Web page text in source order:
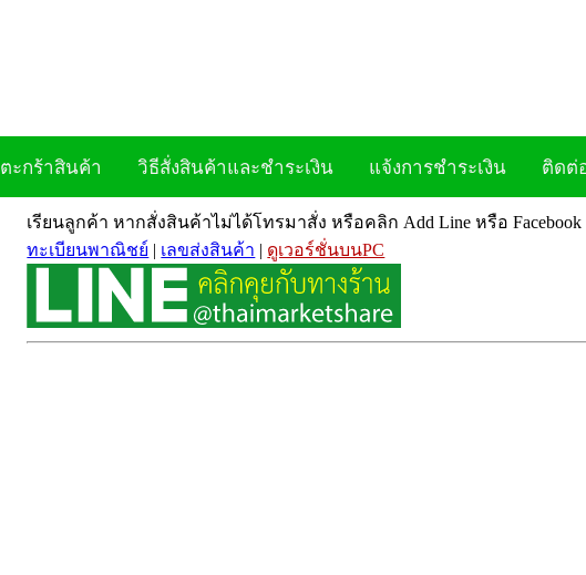
ตะกร้าสินค้า วิธีสั่งสินค้าและชำระเงิน แจ้งการชำระเงิน ติดต่
เรียนลูกค้า หากสั่งสินค้าไม่ได้โทรมาสั่ง หรือคลิก Add Line หรือ
ทะเบียนพาณิชย์ | เลขส่งสินค้า | ดูเวอร์ชั่นบนPC